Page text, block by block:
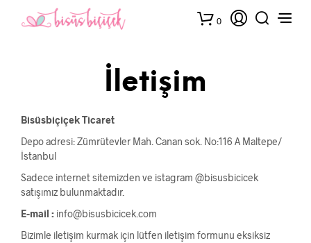
0
İletişim
Bisüsbiçiçek Ticaret
Depo adresi: Zümrütevler Mah. Canan sok. No:116 A Maltepe/
İstanbul
Sadece internet sitemizden ve istagram @bisusbicicek
satışımız bulunmaktadır.
E-mail : info@bisusbicicek.com
Bizimle iletişim kurmak için lütfen iletişim formunu eksiksiz